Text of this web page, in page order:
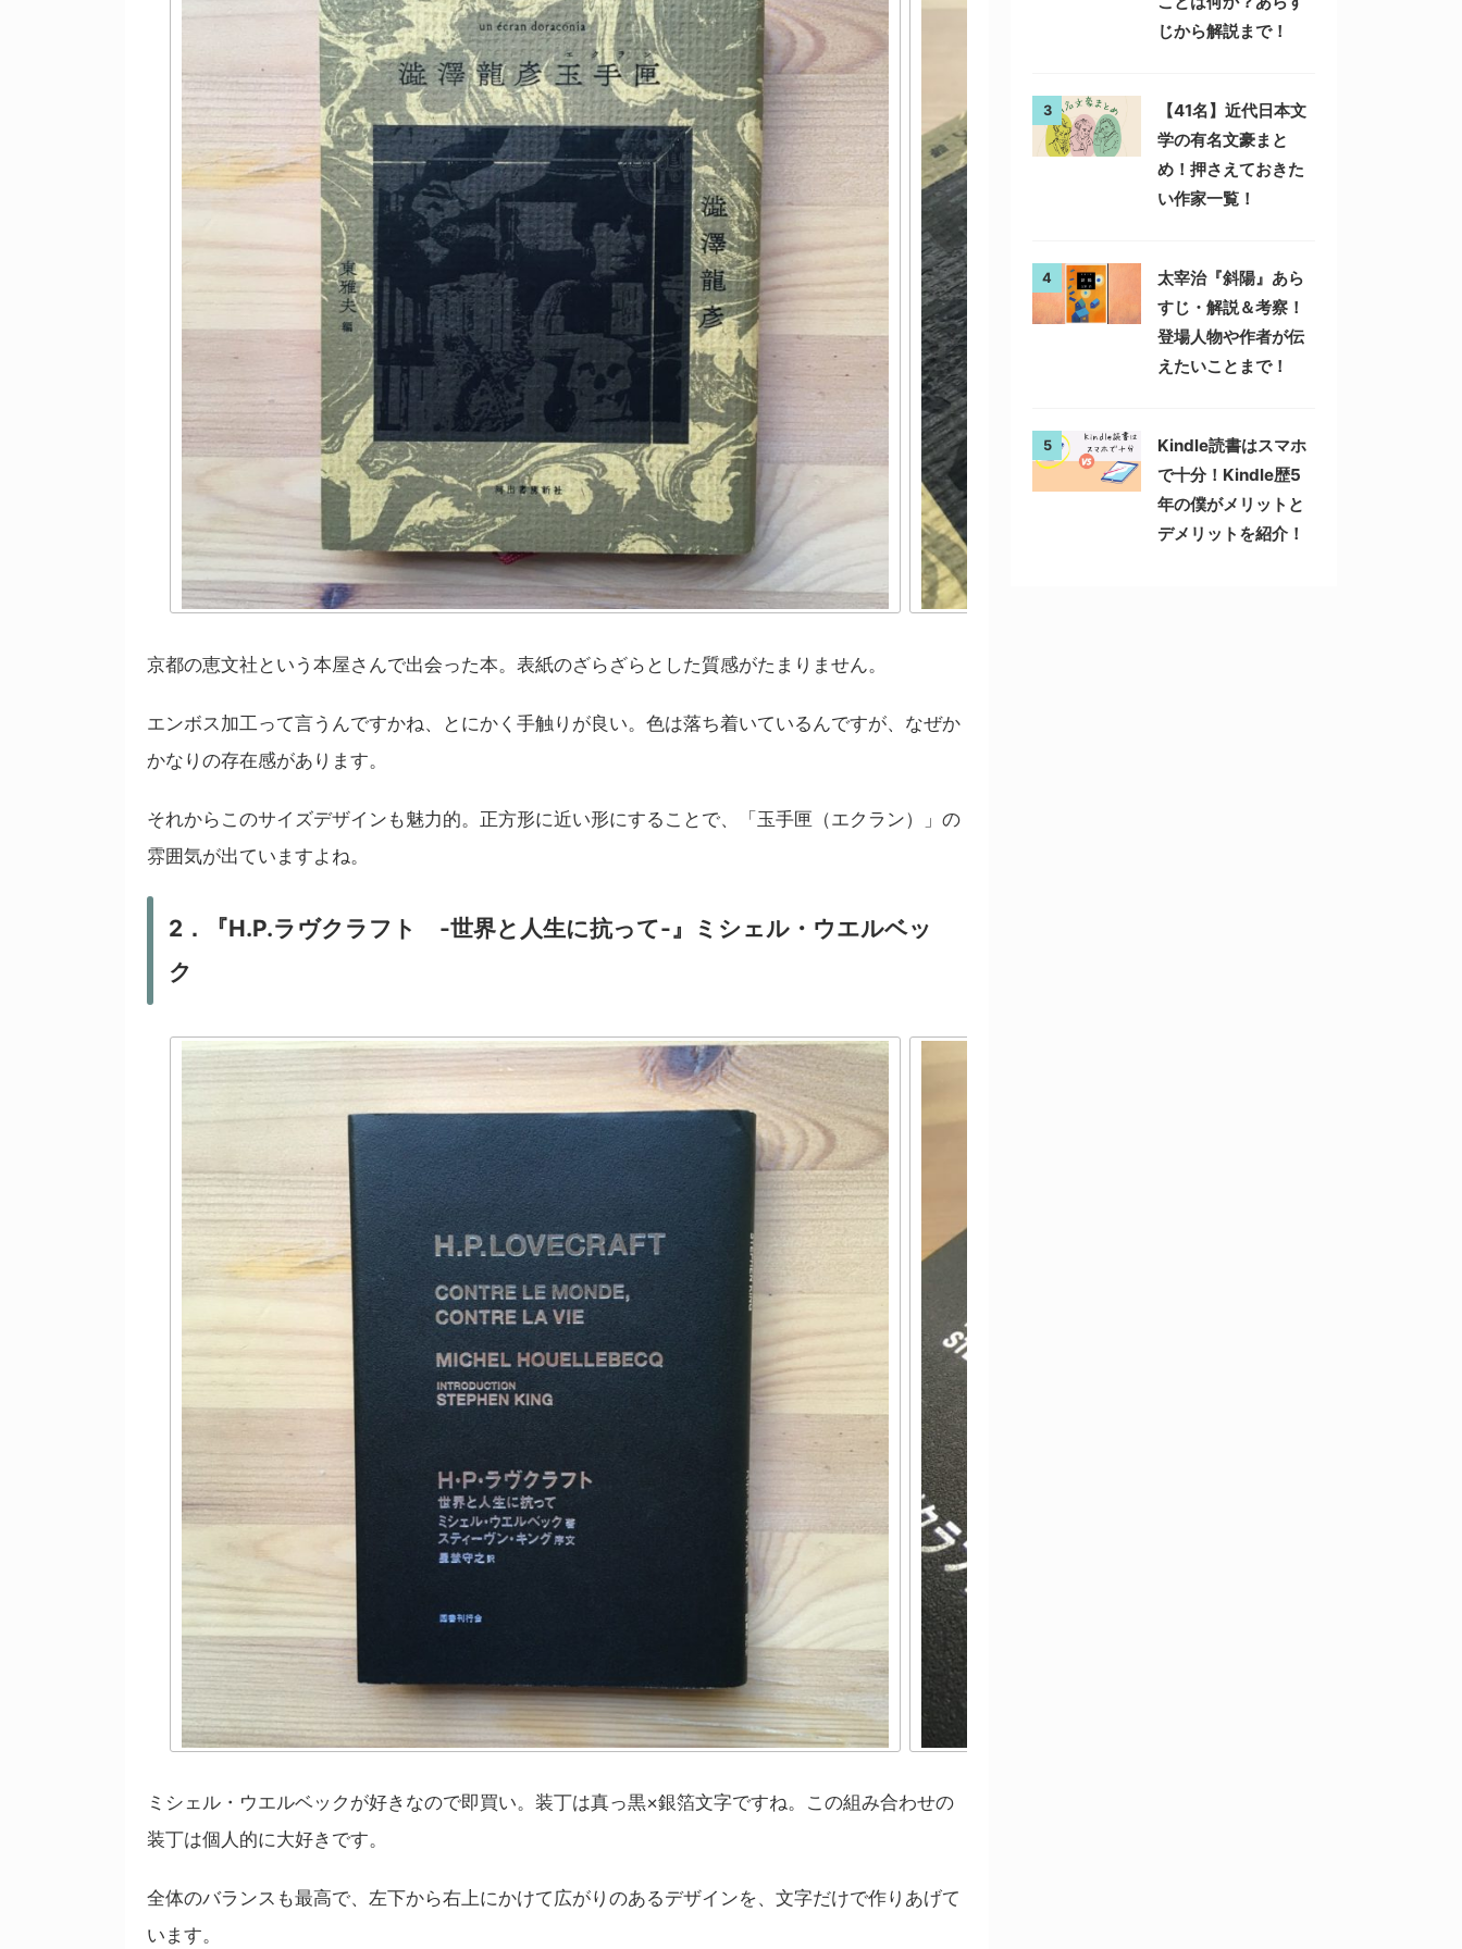
京都の恵文社という本屋さんで出会った本。表紙のざらざらとした質感がたまりません。
エンボス加工って言うんですかね、とにかく手触りが良い。色は落ち着いているんですが、なぜか
かなりの存在感があります。
それからこのサイズデザインも魅力的。正方形に近い形にすることで、「玉手匣（エクラン）」の
雰囲気が出ていますよね。
2．『H.P.ラヴクラフト -世界と人生に抗って-』ミシェル・ウエルベッ
ク
ミシェル・ウエルベックが好きなので即買い。装丁は真っ黒×銀箔文字ですね。この組み合わせの
装丁は個人的に大好きです。
全体のバランスも最高で、左下から右上にかけて広がりのあるデザインを、文字だけで作りあげて
います。
じから解説まで！
3
【41名】近代日本文
学の有名文豪まと
め！押さえておきた
い作家一覧！
4
太宰治『斜陽』あら
すじ・解説＆考察！
登場人物や作者が伝
えたいことまで！
5
Kindle読書はスマホ
で十分！Kindle歴5
年の僕がメリットと
デメリットを紹介！